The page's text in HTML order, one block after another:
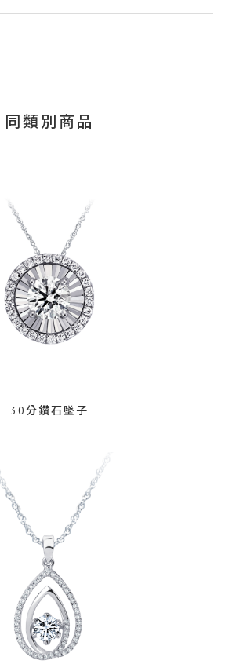
同類別商品
30分鑽石墜子